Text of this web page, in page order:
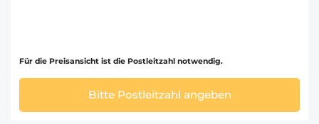
Für die Preisansicht ist die Postleitzahl notwendig.
Bitte Postleitzahl angeben